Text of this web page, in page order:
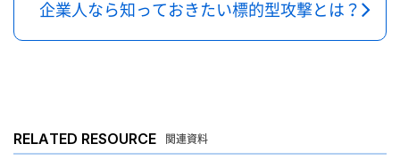
企業人なら知っておきたい標的型攻撃とは？
RELATED RESOURCE 関連資料